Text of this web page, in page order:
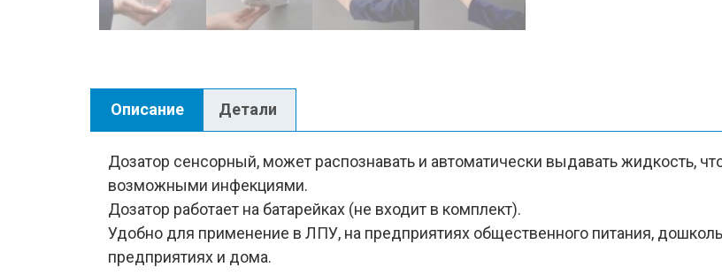
Описание Детали
Дозатор сенсорный, может распознавать и автоматически выдавать жидкость,
возможными инфекциями.
Дозатор работает на батарейках (не входит в комплект).
Удобно для применение в ЛПУ, на предприятиях общественного питания,
предприятиях и дома.